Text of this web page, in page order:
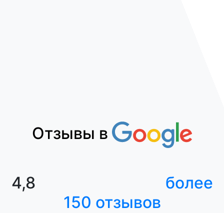
Отзывы в
4,8
более
150 отзывов